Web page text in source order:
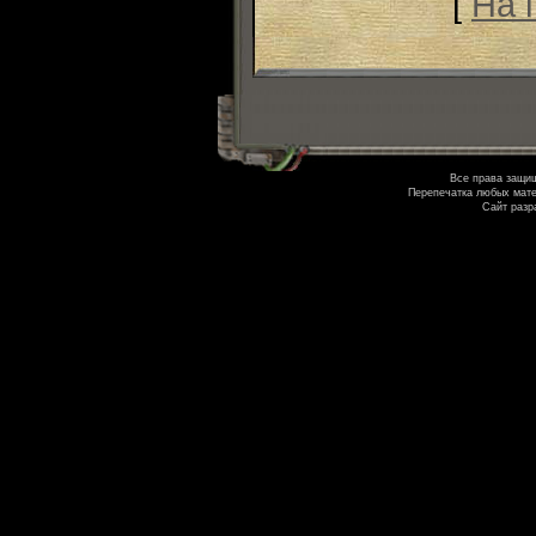
Все права
Перепечатка любых
Сайт